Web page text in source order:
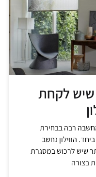
שיש לקחת
רבה בבחירת
הווילון נחשב
שיש לרכוש במסגרת
בצורה